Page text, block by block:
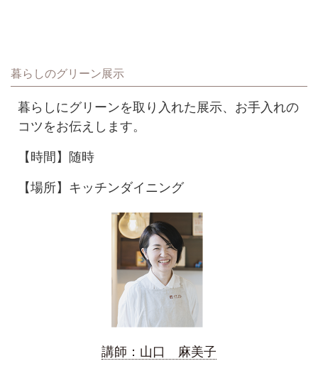
暮らしのグリーン展示
暮らしにグリーンを取り入れた展示、お手入れの
コツをお伝えします。
【時間】随時
【場所】キッチンダイニング
講師：山口 麻美子